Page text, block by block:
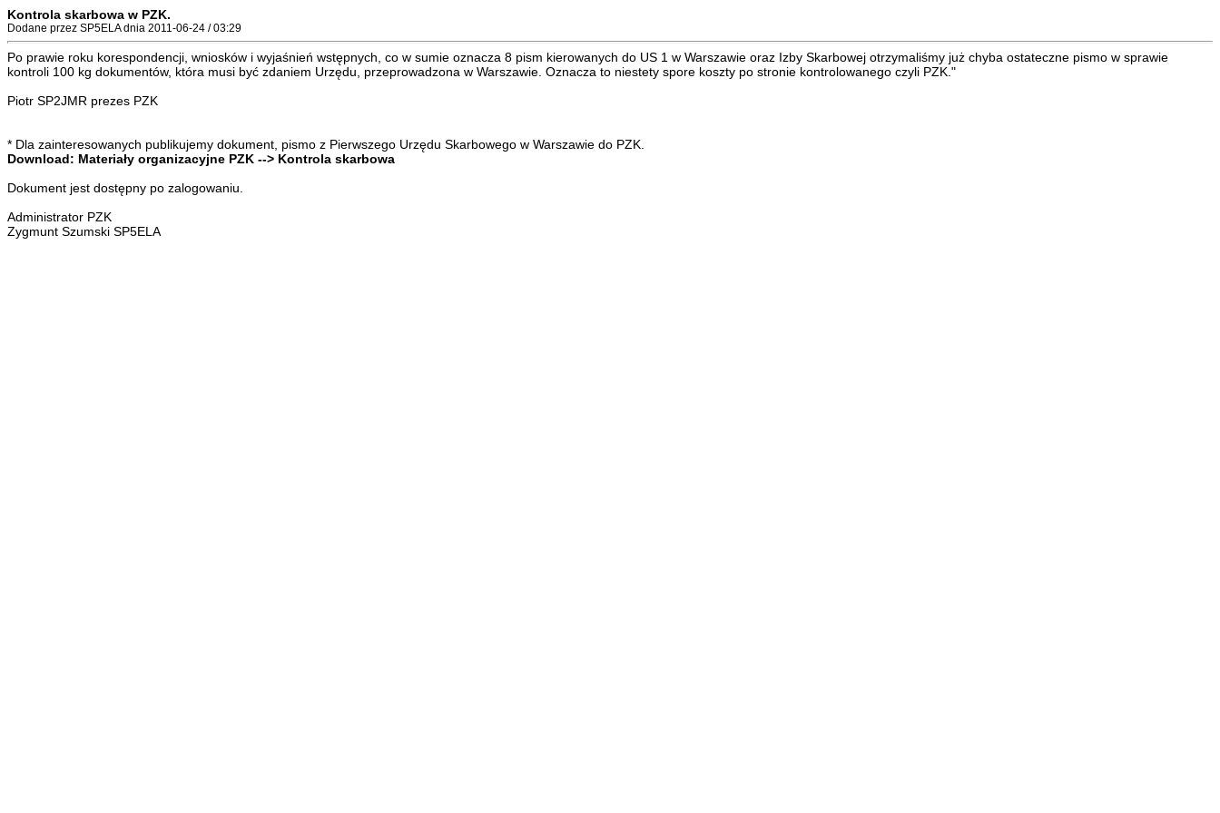
Kontrola skarbowa w PZK.
Dodane przez SP5ELA dnia 2011-06-24 / 03:29
Po prawie roku korespondencji, wniosków i wyjaśnień wstępnych, co w sumie oznacza 8 pism kierowanych do US 1 w Warszawie oraz Izby Skarbowej otrzymaliśmy już chyba ostateczne pismo w sprawie
kontroli 100 kg dokumentów, która musi być zdaniem Urzędu, przeprowadzona w Warszawie. Oznacza to niestety spore koszty po stronie kontrolowanego czyli PZK."
Piotr SP2JMR prezes PZK
* Dla zainteresowanych publikujemy dokument, pismo z Pierwszego Urzędu Skarbowego w Warszawie do PZK.
Download: Materiały organizacyjne PZK --> Kontrola skarbowa
Dokument jest dostępny po zalogowaniu.
Administrator PZK
Zygmunt Szumski SP5ELA